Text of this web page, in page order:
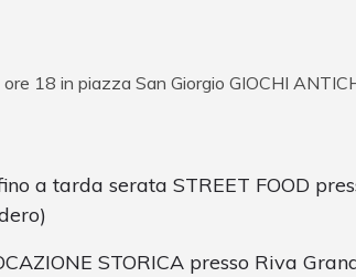
18 in piazza San Giorgio GIOCHI
a tarda serata STREET FOOD
STORICA presso Riva